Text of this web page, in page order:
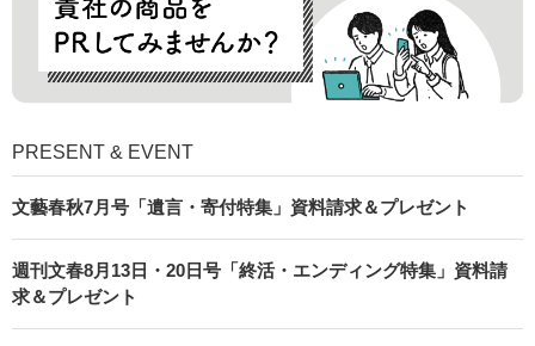
PRESENT & EVENT
文藝春秋7月号「遺言・寄付特集」資料請求＆プレゼント
週刊文春8月13日・20日号「終活・エンディング特集」資料請
求＆プレゼント